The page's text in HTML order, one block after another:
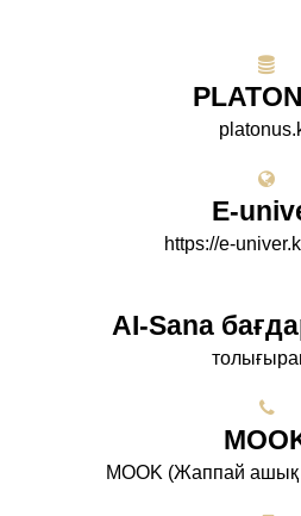
E-
https://e-
AI-Sana
МООK (Жаппай ашық